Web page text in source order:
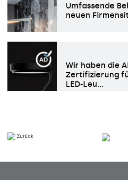
Umfassende
neuen
Wir haben die
Zertifizierung
LED-Leu…
Zurück